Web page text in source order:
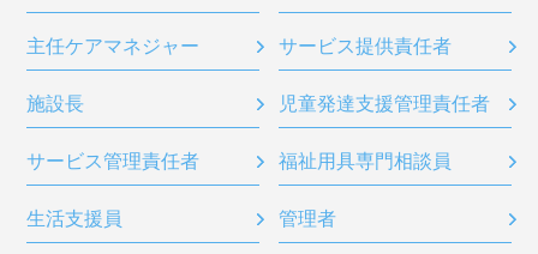
主任ケアマネジャー サービス提供責任者
施設長 児童発達支援管理責任者
サービス管理責任者 福祉用具専門相談員
生活支援員 管理者